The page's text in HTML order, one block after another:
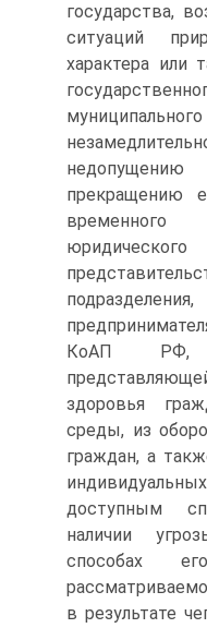
государства,
ситуаций
характера или
прекращению
временного
КоАП РФ,
здоровья
среды, из
граждан, а
доступным
наличии
способах
в результате